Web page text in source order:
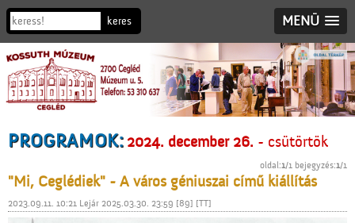
MENÜ
PROGRAMOK:2024. december 26. - csütörtök
oldal:1/1 bejegyzés:1/1
"Mi, Ceglédiek" - A város géniuszai című kiállítás
2023.09.11. 10:21 Lejár 2025.03.30. 23:59 [89] [TT]